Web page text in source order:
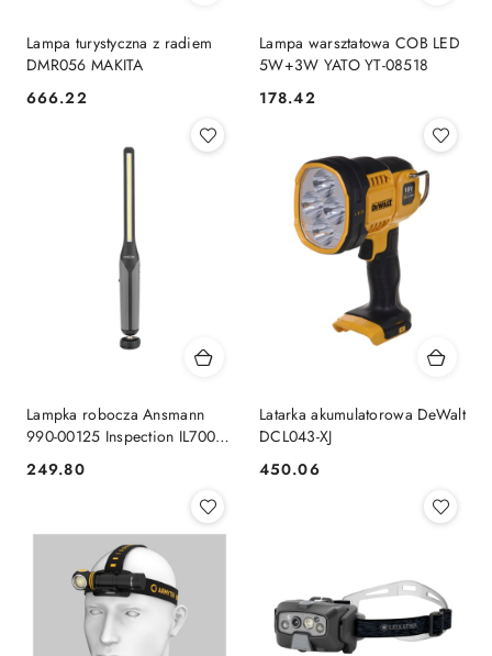
Lampa turystyczna z radiem
DMR056 MAKITA
Cena:
666.22
Lampa warsztatowa COB LED
5W+3W YATO YT-08518
Cena:
178.42
Lampka robocza Ansmann
990-00125 Inspection IL700R
(monochromatyczne)
akumulatorowe 7 W 700 lm
Cena:
249.80
Latarka akumulatorowa DeWalt
DCL043-XJ
Cena:
450.06